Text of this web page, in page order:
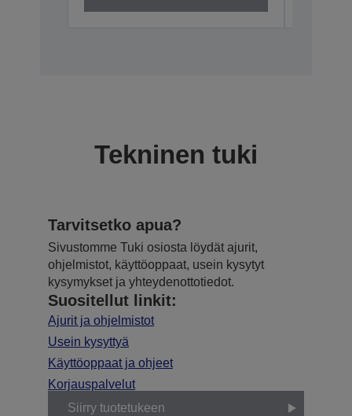
Tekninen tuki
Tarvitsetko apua?
Sivustomme Tuki osiosta löydät ajurit,
ohjelmistot, käyttöoppaat, usein kysytyt
kysymykset ja yhteydenottotiedot.
Suositellut linkit:
Ajurit ja ohjelmistot
Usein kysyttyä
Käyttöoppaat ja ohjeet
Korjauspalvelut
Siirry tuotetukeen